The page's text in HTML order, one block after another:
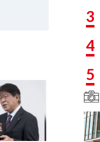
3
4
5